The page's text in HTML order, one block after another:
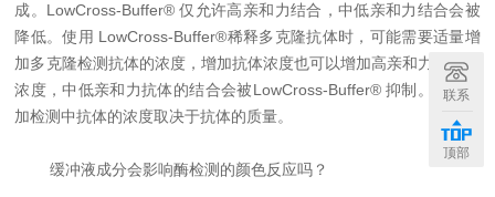
成。 LowCross-Buffer®仅允许高亲和力结合，中低亲和力结合会被
降低。使用 LowCross-Buffer®稀释多克隆抗体时，可能需要适量增
加多克隆检测抗体的浓度，增加抗体浓度也可以增加高亲和力抗体的
浓度，中低亲和力抗体的结合会被LowCross-Buffer® 抑制。是否增
加检测中抗体的浓度取决于抗体的质量。
缓冲液成分会影响酶检测的颜色反应吗？
联系
顶部